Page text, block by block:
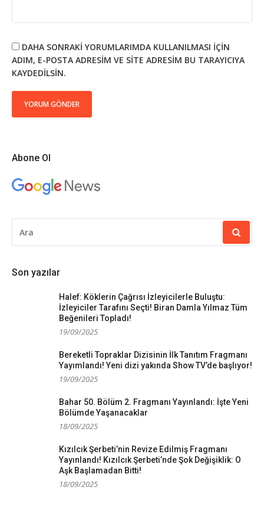
DAHA SONRAKI YORUMLARIMDA KULLANILMASI IÇIN
ADIM, E-POSTA ADRESIM VE SITE ADRESIM BU TARAYICIYA
KAYDEDILSIN.
Abone Ol
YAP:
Son yazılar
Halef: Köklerin Çağrısı İzleyicilerle Buluştu:
İzleyiciler Tarafını Seçti! Biran Damla Yılmaz Tüm
Beğenileri Topladı!
19/09/2025
Bereketli Topraklar Dizisinin İlk Tanıtım Fragmanı
Yayımlandı! Yeni dizi yakında Show TV’de başlıyor!
19/09/2025
Bahar 50. Bölüm 2. Fragmanı Yayınlandı: İşte Yeni
Bölümde Yaşanacaklar
18/09/2025
Kızılcık Şerbeti’nin Revize Edilmiş Fragmanı
Yayınlandı! Kızılcık Şerbeti’nde Şok Değişiklik: O
Aşk Başlamadan Bitti!
18/09/2025